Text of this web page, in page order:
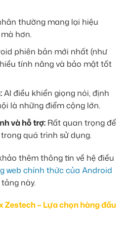
thường mang lại hiệu
hơn.
phiên bản mới nhất (như
tính năng và bảo mật tốt
AI điều khiển giọng nói, định
là những điểm cộng lớn.
và hỗ trợ:Rất quan trọng để
quá trình sử dụng.
thêm thông tin về hệ điều
web chính thức của Android
này.
Zestech – Lựa chọn hàng đầu